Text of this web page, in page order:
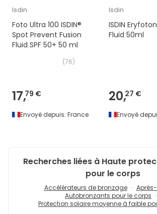
Isdin
Foto Ultra 100 ISDIN®
Spot Prevent Fusion
Fluid SPF 50+ 50 ml
(76)
17,79 €
Envoyé depuis: France
Isdin
ISDIN
Fluid 50ml
20,27 €
Envoyé
Recherches liées à Haute
pour le corps
Accélérateurs de bronzage
Autobronzants pour le corps
Protection solaire moyenne à faible